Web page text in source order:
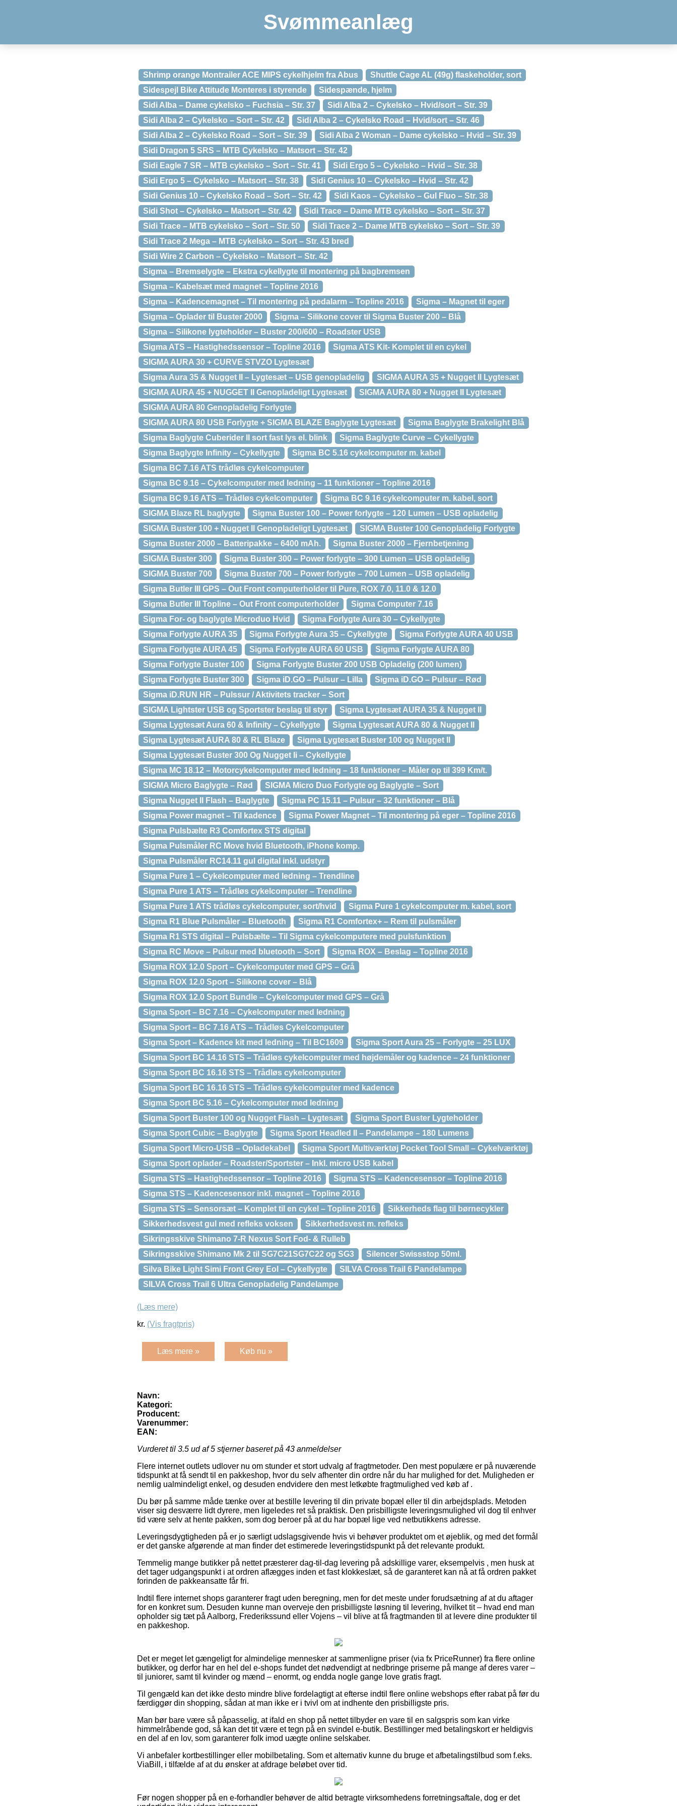
Svømmeanlæg
Shrimp orange Montrailer ACE MIPS cykelhjelm fra Abus
Shuttle Cage AL (49g) flaskeholder, sort
Sidespejl Bike Attitude Monteres i styrende
Sidespænde, hjelm
Sidi Alba – Dame cykelsko – Fuchsia – Str. 37
Sidi Alba 2 – Cykelsko – Hvid/sort – Str. 39
Sidi Alba 2 – Cykelsko – Sort – Str. 42
Sidi Alba 2 – Cykelsko Road – Hvid/sort – Str. 46
Sidi Alba 2 – Cykelsko Road – Sort – Str. 39
Sidi Alba 2 Woman – Dame cykelsko – Hvid – Str. 39
Sidi Dragon 5 SRS – MTB Cykelsko – Matsort – Str. 42
Sidi Eagle 7 SR – MTB cykelsko – Sort – Str. 41
Sidi Ergo 5 – Cykelsko – Hvid – Str. 38
Sidi Ergo 5 – Cykelsko – Matsort – Str. 38
Sidi Genius 10 – Cykelsko – Hvid – Str. 42
Sidi Genius 10 – Cykelsko Road – Sort – Str. 42
Sidi Kaos – Cykelsko – Gul Fluo – Str. 38
Sidi Shot – Cykelsko – Matsort – Str. 42
Sidi Trace – Dame MTB cykelsko – Sort – Str. 37
Sidi Trace – MTB cykelsko – Sort – Str. 50
Sidi Trace 2 – Dame MTB cykelsko – Sort – Str. 39
Sidi Trace 2 Mega – MTB cykelsko – Sort – Str. 43 bred
Sidi Wire 2 Carbon – Cykelsko – Matsort – Str. 42
Sigma – Bremselygte – Ekstra cykellygte til montering på bagbremsen
Sigma – Kabelsæt med magnet – Topline 2016
Sigma – Kadencemagnet – Til montering på pedalarm – Topline 2016
Sigma – Magnet til eger
Sigma – Oplader til Buster 2000
Sigma – Silikone cover til Sigma Buster 200 – Blå
Sigma – Silikone lygteholder – Buster 200/600 – Roadster USB
Sigma ATS – Hastighedssensor – Topline 2016
Sigma ATS Kit- Komplet til en cykel
SIGMA AURA 30 + CURVE STVZO Lygtesæt
Sigma Aura 35 & Nugget II – Lygtesæt – USB genopladelig
SIGMA AURA 35 + Nugget II Lygtesæt
SIGMA AURA 45 + NUGGET II Genopladeligt Lygtesæt
SIGMA AURA 80 + Nugget II Lygtesæt
SIGMA AURA 80 Genopladelig Forlygte
SIGMA AURA 80 USB Forlygte + SIGMA BLAZE Baglygte Lygtesæt
Sigma Baglygte Brakelight Blå
Sigma Baglygte Cuberider II sort fast lys el. blink
Sigma Baglygte Curve – Cykellygte
Sigma Baglygte Infinity – Cykellygte
Sigma BC 5.16 cykelcomputer m. kabel
Sigma BC 7.16 ATS trådløs cykelcomputer
Sigma BC 9.16 – Cykelcomputer med ledning – 11 funktioner – Topline 2016
Sigma BC 9.16 ATS – Trådløs cykelcomputer
Sigma BC 9.16 cykelcomputer m. kabel, sort
SIGMA Blaze RL baglygte
Sigma Buster 100 – Power forlygte – 120 Lumen – USB opladelig
SIGMA Buster 100 + Nugget II Genopladeligt Lygtesæt
SIGMA Buster 100 Genopladelig Forlygte
Sigma Buster 2000 – Batteripakke – 6400 mAh.
Sigma Buster 2000 – Fjernbetjening
SIGMA Buster 300
Sigma Buster 300 – Power forlygte – 300 Lumen – USB opladelig
SIGMA Buster 700
Sigma Buster 700 – Power forlygte – 700 Lumen – USB opladelig
Sigma Butler III GPS – Out Front computerholder til Pure, ROX 7.0, 11.0 & 12.0
Sigma Butler III Topline – Out Front computerholder
Sigma Computer 7.16
Sigma For- og baglygte Microduo Hvid
Sigma Forlygte Aura 30 – Cykellygte
Sigma Forlygte AURA 35
Sigma Forlygte Aura 35 – Cykellygte
Sigma Forlygte AURA 40 USB
Sigma Forlygte AURA 45
Sigma Forlygte AURA 60 USB
Sigma Forlygte AURA 80
Sigma Forlygte Buster 100
Sigma Forlygte Buster 200 USB Opladelig (200 lumen)
Sigma Forlygte Buster 300
Sigma iD.GO – Pulsur – Lilla
Sigma iD.GO – Pulsur – Rød
Sigma iD.RUN HR – Pulssur / Aktivitets tracker – Sort
SIGMA Lightster USB og Sportster beslag til styr
Sigma Lygtesæt AURA 35 & Nugget II
Sigma Lygtesæt Aura 60 & Infinity – Cykellygte
Sigma Lygtesæt AURA 80 & Nugget II
Sigma Lygtesæt AURA 80 & RL Blaze
Sigma Lygtesæt Buster 100 og Nugget II
Sigma Lygtesæt Buster 300 Og Nugget Ii – Cykellygte
Sigma MC 18.12 – Motorcykelcomputer med ledning – 18 funktioner – Måler op til 399 Km/t.
SIGMA Micro Baglygte – Rød
SIGMA Micro Duo Forlygte og Baglygte – Sort
Sigma Nugget II Flash – Baglygte
Sigma PC 15.11 – Pulsur – 32 funktioner – Blå
Sigma Power magnet – Til kadence
Sigma Power Magnet – Til montering på eger – Topline 2016
Sigma Pulsbælte R3 Comfortex STS digital
Sigma Pulsmåler RC Move hvid Bluetooth, iPhone komp.
Sigma Pulsmåler RC14.11 gul digital inkl. udstyr
Sigma Pure 1 – Cykelcomputer med ledning – Trendline
Sigma Pure 1 ATS – Trådløs cykelcomputer – Trendline
Sigma Pure 1 ATS trådløs cykelcomputer, sort/hvid
Sigma Pure 1 cykelcomputer m. kabel, sort
Sigma R1 Blue Pulsmåler – Bluetooth
Sigma R1 Comfortex+ – Rem til pulsmåler
Sigma R1 STS digital – Pulsbælte – Til Sigma cykelcomputere med pulsfunktion
Sigma RC Move – Pulsur med bluetooth – Sort
Sigma ROX – Beslag – Topline 2016
Sigma ROX 12.0 Sport – Cykelcomputer med GPS – Grå
Sigma ROX 12.0 Sport – Silikone cover – Blå
Sigma ROX 12.0 Sport Bundle – Cykelcomputer med GPS – Grå
Sigma Sport – BC 7.16 – Cykelcomputer med ledning
Sigma Sport – BC 7.16 ATS – Trådløs Cykelcomputer
Sigma Sport – Kadence kit med ledning – Til BC1609
Sigma Sport Aura 25 – Forlygte – 25 LUX
Sigma Sport BC 14.16 STS – Trådløs cykelcomputer med højdemåler og kadence – 24 funktioner
Sigma Sport BC 16.16 STS – Trådløs cykelcomputer
Sigma Sport BC 16.16 STS – Trådløs cykelcomputer med kadence
Sigma Sport BC 5.16 – Cykelcomputer med ledning
Sigma Sport Buster 100 og Nugget Flash – Lygtesæt
Sigma Sport Buster Lygteholder
Sigma Sport Cubic – Baglygte
Sigma Sport Headled II – Pandelampe – 180 Lumens
Sigma Sport Micro-USB – Opladekabel
Sigma Sport Multiværktøj Pocket Tool Small – Cykelværktøj
Sigma Sport oplader – Roadster/Sportster – Inkl. micro USB kabel
Sigma STS – Hastighedssensor – Topline 2016
Sigma STS – Kadencesensor – Topline 2016
Sigma STS – Kadencesensor inkl. magnet – Topline 2016
Sigma STS – Sensorsæt – Komplet til en cykel – Topline 2016
Sikkerheds flag til børnecykler
Sikkerhedsvest gul med refleks voksen
Sikkerhedsvest m. refleks
Sikringsskive Shimano 7-R Nexus Sort Fod- & Rulleb
Sikringsskive Shimano Mk 2 til SG7C21SG7C22 og SG3
Silencer Swissstop 50ml.
Silva Bike Light Simi Front Grey Eol – Cykellygte
SILVA Cross Trail 6 Pandelampe
SILVA Cross Trail 6 Ultra Genopladelig Pandelampe
(Læs mere)
kr. (Vis fragtpris)
Læs mere » Køb nu »
Navn:
Kategori:
Producent:
Varenummer:
EAN:
Vurderet til 3.5 ud af 5 stjerner baseret på 43 anmeldelser
Flere internet outlets udlover nu om stunder et stort udvalg af fragtmetoder. Den mest populære er på nuværende
tidspunkt at få sendt til en pakkeshop, hvor du selv afhenter din ordre når du har mulighed for det. Muligheden er
nemlig ualmindeligt enkel, og desuden endvidere den mest letkøbte fragtmulighed ved køb af .
Du bør på samme måde tænke over at bestille levering til din private bopæl eller til din arbejdsplads. Metoden
viser sig desværre lidt dyrere, men ligeledes ret så praktisk. Den prisbilligste leveringsmulighed vil dog til enhver
tid være selv at hente pakken, som dog beroer på at du har bopæl lige ved netbutikkens adresse.
Leveringsdygtigheden på er jo særligt udslagsgivende hvis vi behøver produktet om et øjeblik, og med det formål
er det ganske afgørende at man finder det estimerede leveringstidspunkt på det relevante produkt.
Temmelig mange butikker på nettet præsterer dag-til-dag levering på adskillige varer, eksempelvis , men husk at
det tager udgangspunkt i at ordren aflægges inden et fast klokkeslæt, så de garanteret kan nå at få ordren pakket
forinden de pakkeansatte får fri.
Indtil flere internet shops garanterer fragt uden beregning, men for det meste under forudsætning af at du aftager
for en konkret sum. Desuden kunne man overveje den prisbilligste løsning til levering, hvilket tit – hvad end man
opholder sig tæt på Aalborg, Frederikssund eller Vojens – vil blive at få fragtmanden til at levere dine produkter til
en pakkeshop.
Det er meget let gængeligt for almindelige mennesker at sammenligne priser (via fx PriceRunner) fra flere online
butikker, og derfor har en hel del e-shops fundet det nødvendigt at nedbringe priserne på mange af deres varer –
til juniorer, samt til kvinder og mænd – enormt, og endda nogle gange love gratis fragt.
Til gengæld kan det ikke desto mindre blive fordelagtigt at efterse indtil flere online webshops efter rabat på før du
færdiggør din shopping, sådan at man ikke er i tvivl om at indhente den prisbilligste pris.
Man bør bare være så påpasselig, at ifald en shop på nettet tilbyder en vare til en salgspris som kan virke
himmelråbende god, så kan det tit være et tegn på en svindel e-butik. Bestillinger med betalingskort er heldigvis
en del af en lov, som garanterer folk imod uægte online selskaber.
Vi anbefaler kortbestillinger eller mobilbetaling. Som et alternativ kunne du bruge et afbetalingstilbud som f.eks.
ViaBill, i tilfælde af at du ønsker at afdrage beløbet over tid.
Før nogen shopper på en e-forhandler behøver de altid betragte virksomhedens forretningsaftale, dog er det